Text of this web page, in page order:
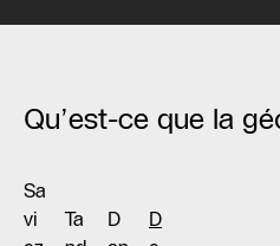
Qu’est-ce que la
Sa
vi
Ta
D
D